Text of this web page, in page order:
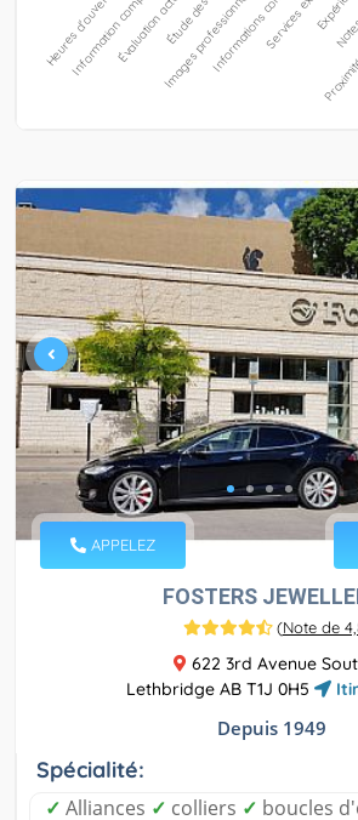
APPELEZ
FOSTERS
(Note de
622 3rd Avenue
Lethbridge AB T1J 0H5
Depuis 1949
Spécialité:
✓ Alliances ✓ colliers ✓ boucles